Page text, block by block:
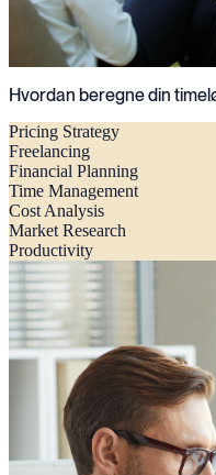
Hvordan beregne din
Pricing Strategy
Freelancing
Financial Planning
Time Management
Cost Analysis
Market Research
Productivity